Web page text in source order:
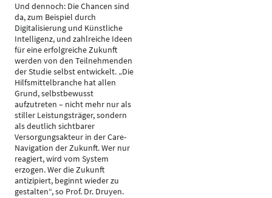
Und dennoch: Die Chancen sind
da, zum Beispiel durch
Digitalisierung und Künstliche
Intelligenz, und zahlreiche Ideen
für eine erfolgreiche Zukunft
werden von den Teilnehmenden
der Studie selbst entwickelt. „Die
Hilfsmittelbranche hat allen
Grund, selbstbewusst
aufzutreten – nicht mehr nur als
stiller Leistungsträger, sondern
als deutlich sichtbarer
Versorgungsakteur in der Care-
Navigation der Zukunft. Wer nur
reagiert, wird vom System
erzogen. Wer die Zukunft
antizipiert, beginnt wieder zu
gestalten“, so Prof. Dr. Druyen.